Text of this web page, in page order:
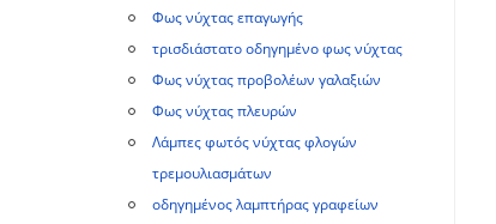
Φως νύχτας επαγωγής
τρισδιάστατο οδηγημένο φως νύχτας
Φως νύχτας προβολέων γαλαξιών
Φως νύχτας πλευρών
Λάμπες φωτός νύχτας φλογών
τρεμουλιασμάτων
οδηγημένος λαμπτήρας γραφείων